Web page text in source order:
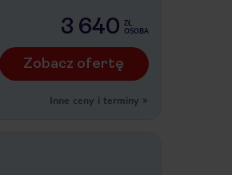
3 640 ZŁ
OSOBA
Zobacz ofertę
Inne ceny i terminy »